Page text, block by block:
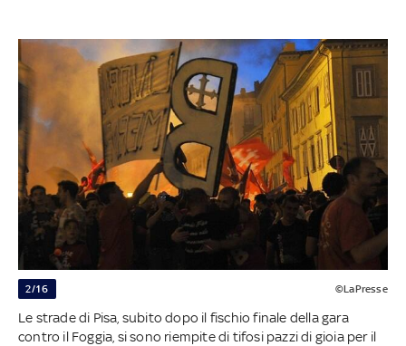
2/16 ©LaPresse
Le strade di Pisa, subito dopo il fischio finale della gara
contro il Foggia, si sono riempite di tifosi pazzi di gioia per il